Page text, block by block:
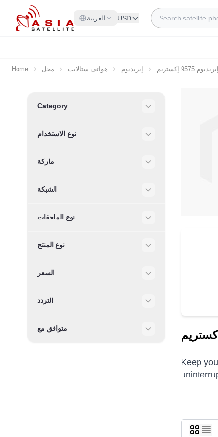
Skip to Content
العربية USD
Search
Home محل هواتف ستالايت إيريديوم إيريديوم 9575 إكستريم
Skip to product list
Category
نوع الاستخدام
ماركة
الشبكة
نوع الملحقات
نوع المنتج
السعر
التردد
متوافق مع
Keep